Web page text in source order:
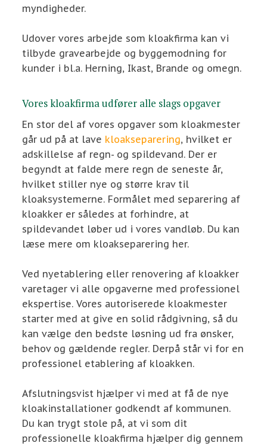
myndigheder.
Udover vores arbejde som kloakfirma kan vi
tilbyde gravearbejde og byggemodning for
kunder i bl.a. Herning, Ikast, Brande og omegn.
Vores kloakfirma udfører alle slags opgaver
En stor del af vores opgaver som kloakmester
går ud på at lave kloakseparering, hvilket er
adskillelse af regn- og spildevand. Der er
begyndt at falde mere regn de seneste år,
hvilket stiller nye og større krav til
kloaksystemerne. Formålet med separering af
kloakker er således at forhindre, at
spildevandet løber ud i vores vandløb. Du kan
læse mere om kloakseparering her.
Ved nyetablering eller renovering af kloakker
varetager vi alle opgaverne med professionel
ekspertise. Vores autoriserede kloakmester
starter med at give en solid rådgivning, så du
kan vælge den bedste løsning ud fra ønsker,
behov og gældende regler. Derpå står vi for en
professionel etablering af kloakken.
Afslutningsvist hjælper vi med at få de nye
kloakinstallationer godkendt af kommunen.
Du kan trygt stole på, at vi som dit
professionelle kloakfirma hjælper dig gennem